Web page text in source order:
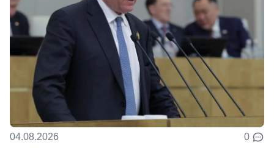
04.08.2026 0